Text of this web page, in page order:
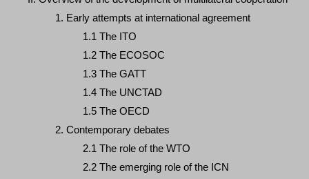
1. Early attempts at international agreement
1.1 The ITO
1.2 The ECOSOC
1.3 The GATT
1.4 The UNCTAD
1.5 The OECD
2. Contemporary debates
2.1 The role of the WTO
2.2 The emerging role of the ICN